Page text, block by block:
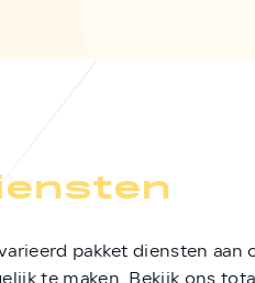
pakket diensten aan